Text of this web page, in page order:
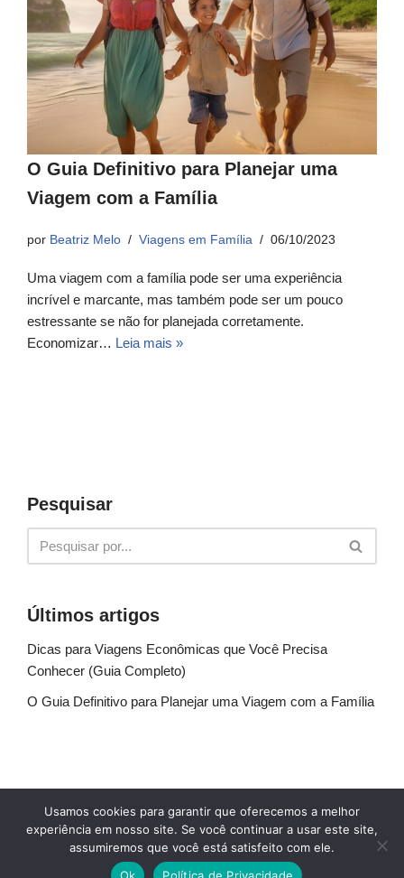
O Guia Definitivo para Planejar uma
Viagem com a Família
por Beatriz Melo Viagens em Família 06/10/2023
Uma viagem com a família pode ser uma experiência
incrível e marcante, mas também pode ser um pouco
estressante se não for planejada corretamente.
Economizar… Leia mais »
Pesquisar
Últimos artigos
Dicas para Viagens Econômicas que Você Precisa
Conhecer (Guia Completo)
O Guia Definitivo para Planejar uma Viagem com a Família
Sobre Nós Fale conosco
Política de Privacidade
Termos de uso
Glossário Blog
© Explore Destinos - TODOS OS DIREITOS
Usamos cookies para garantir que oferecemos a melhor
experiência em nosso site. Se você continuar a usar este site,
assumiremos que você está satisfeito com ele.
Ok
Política de Privacidade